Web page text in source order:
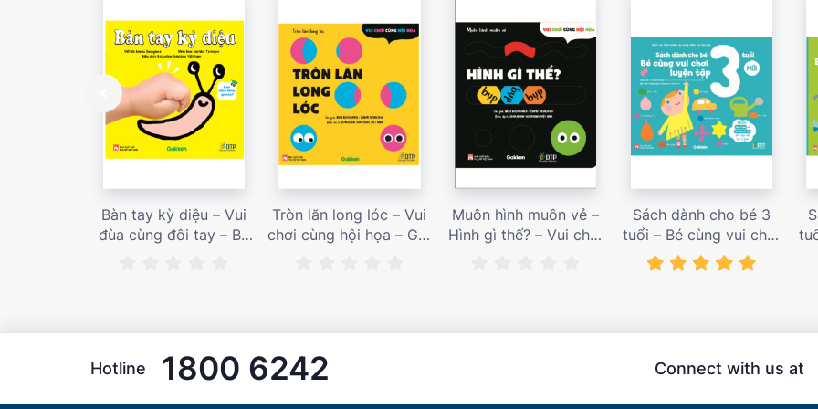
Bàn tay kỳ diệu – Vui
đùa cùng đôi tay – Bé
Tròn lăn long lóc – Vui
chơi cùng hội họa – Giá
Muôn hình muôn vẻ –
Hình gì thế? – Vui chơi
Sách dành cho bé 3
tuổi – Bé cùng vui chơi
luyện tập – Sách vui
chơi tương tác tăng
Hotline 1800 6242 Connect with us at